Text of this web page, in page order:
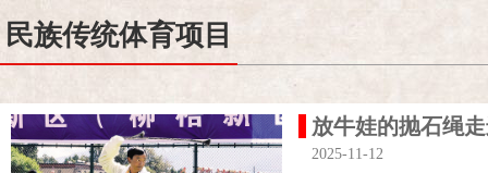
民族传统体育项目
放牛娃的抛石绳
2025-11-12